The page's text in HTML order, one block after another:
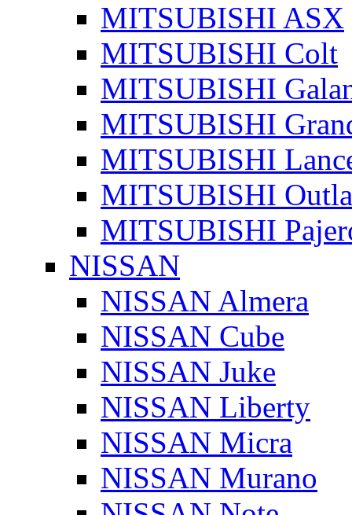
MITSUBISHI ASX
MITSUBISHI Colt
MITSUBISHI
MITSUBISHI
MITSUBISHI
MITSUBISHI
MITSUBISHI
NISSAN
NISSAN Almera
NISSAN Cube
NISSAN Juke
NISSAN Liberty
NISSAN Micra
NISSAN Murano